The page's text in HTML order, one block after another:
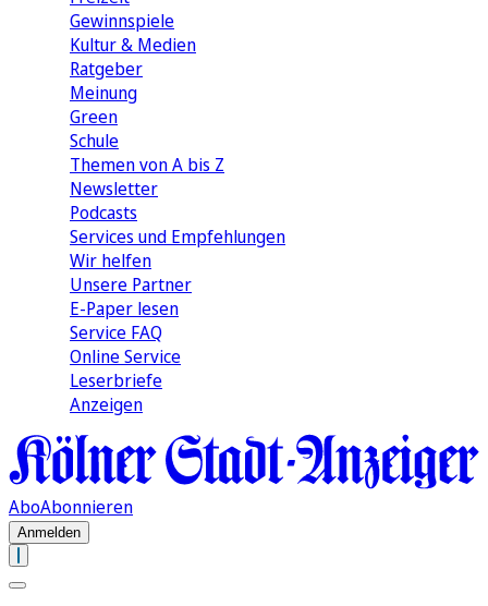
Gewinnspiele
Kultur & Medien
Ratgeber
Meinung
Green
Schule
Themen von A bis Z
Newsletter
Podcasts
Services und Empfehlungen
Wir helfen
Unsere Partner
E-Paper lesen
Service FAQ
Online Service
Leserbriefe
Anzeigen
AboAbonnieren
Anmelden